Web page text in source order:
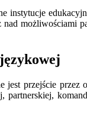
przejście
partnerskiej,